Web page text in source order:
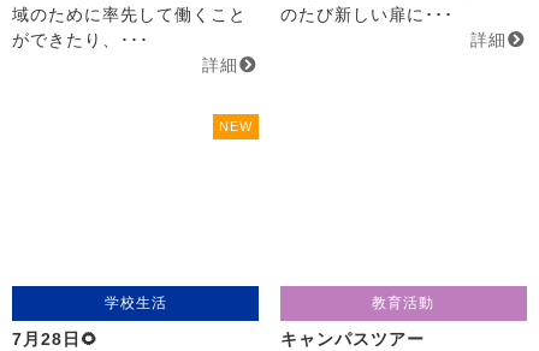
域のために率先して働くこと
ができたり、･･･
詳細
のたび新しい扉に･･･
詳細
NEW
学校生活
7月28日🌻
教育活動
キャンパスツアー